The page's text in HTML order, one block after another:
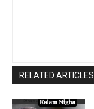
RELATED ARTICLES